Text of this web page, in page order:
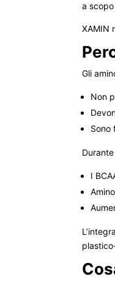
a
XAMIN
Gli
Non
Sono
I